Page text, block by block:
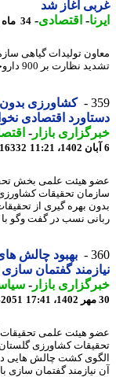
آغاز شد
-اقتصادی-34 ماه پیش - چهارشنبه 10 آبان 1402، 17:50
تولیدات گیاهی
بر 900 داروخانه گیاه پزشکی در استان آغاز شد. -
کشاورزی بدون
اقتصادی
بازار- اقتصادی
69916332
هیئت علمی بخش
تحقیقات کشاورزی
بهره گیری از تحقیقات
نسب در گفت وگو با
بهبود چالش های
گفتمان سازی
بازار- سیاسی
هیئت علمی تحقیقات
کشاورزی گلستان با
کشت چالش هایی
گفتمان سازی با